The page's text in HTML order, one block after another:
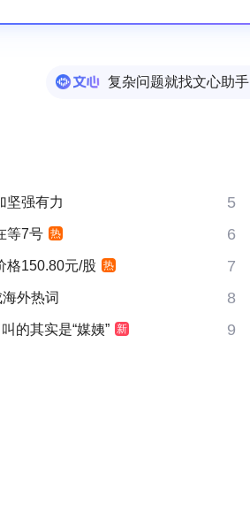
复杂问题就找文心助
坚强有力 5
等7号 热 6
格150.80元/股 热 7
外热词 8
的其实是“媒姨” 新 9